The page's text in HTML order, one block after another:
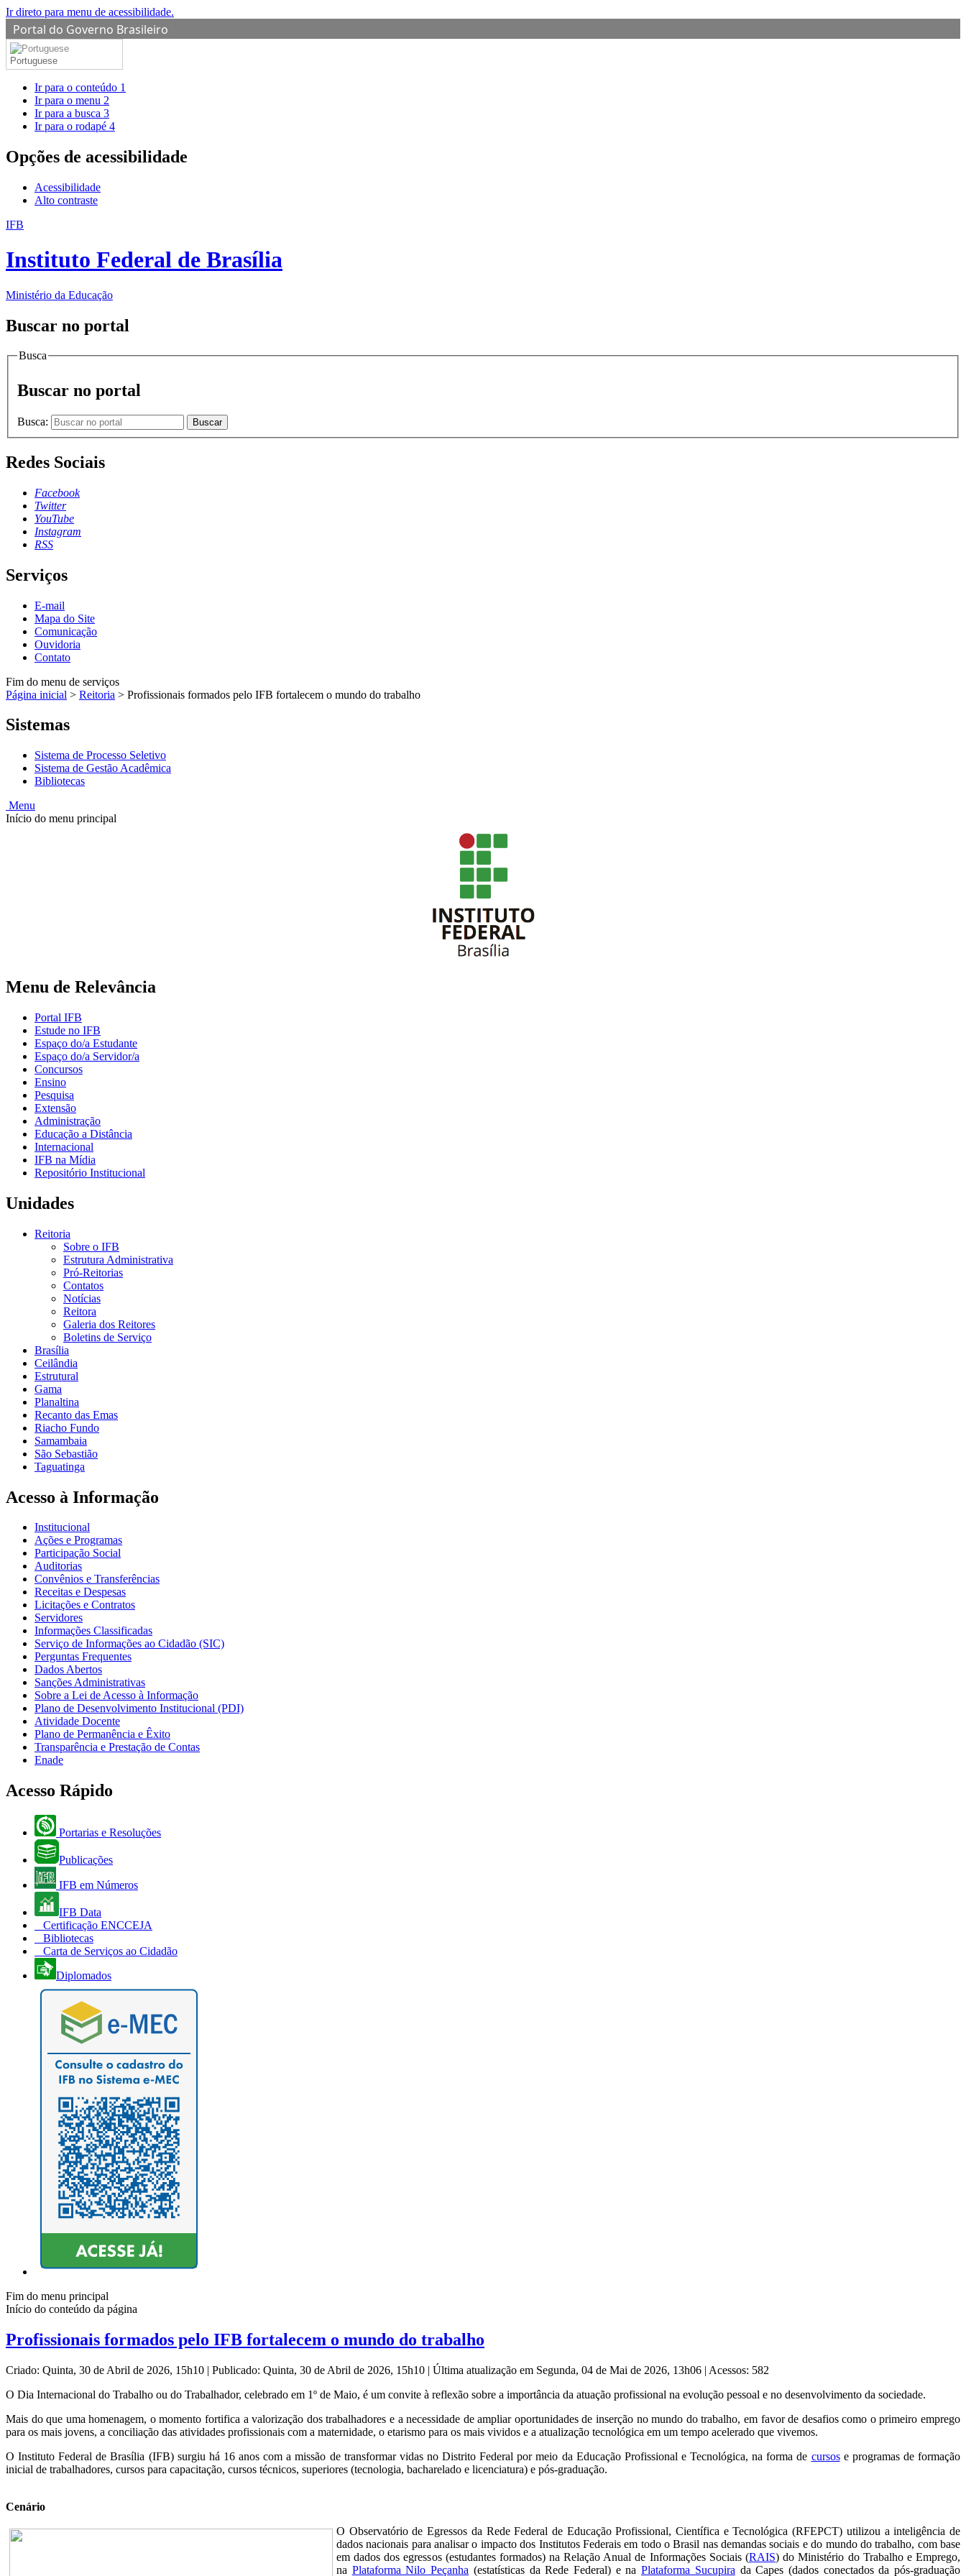
Ir direto para menu de acessibilidade.
Portal do Governo Brasileiro
Portuguese
Ir para o conteúdo 1
Ir para o menu 2
Ir para a busca 3
Ir para o rodapé 4
Opções de acessibilidade
Acessibilidade
Alto contraste
IFB
Instituto Federal de Brasília
Ministério da Educação
Buscar no portal
Busca
Buscar no portal
Busca: Buscar
Redes Sociais
Facebook
Twitter
YouTube
Instagram
RSS
Serviços
E-mail
Mapa do Site
Comunicação
Ouvidoria
Contato
Fim do menu de serviços
Página inicial > Reitoria > Profissionais formados pelo IFB fortalecem o mundo do trabalho
Sistemas
Sistema de Processo Seletivo
Sistema de Gestão Acadêmica
Bibliotecas
Menu
Início do menu principal
Menu de Relevância
Portal IFB
Estude no IFB
Espaço do/a Estudante
Espaço do/a Servidor/a
Concursos
Ensino
Pesquisa
Extensão
Administração
Educação a Distância
Internacional
IFB na Mídia
Repositório Institucional
Unidades
Reitoria
Sobre o IFB
Estrutura Administrativa
Pró-Reitorias
Contatos
Notícias
Reitora
Galeria dos Reitores
Boletins de Serviço
Brasília
Ceilândia
Estrutural
Gama
Planaltina
Recanto das Emas
Riacho Fundo
Samambaia
São Sebastião
Taguatinga
Acesso à Informação
Institucional
Ações e Programas
Participação Social
Auditorias
Convênios e Transferências
Receitas e Despesas
Licitações e Contratos
Servidores
Informações Classificadas
Serviço de Informações ao Cidadão (SIC)
Perguntas Frequentes
Dados Abertos
Sanções Administrativas
Sobre a Lei de Acesso à Informação
Plano de Desenvolvimento Institucional (PDI)
Atividade Docente
Plano de Permanência e Êxito
Transparência e Prestação de Contas
Enade
Acesso Rápido
Portarias e Resoluções
Publicações
IFB em Números
IFB Data
Certificação ENCCEJA
Bibliotecas
Carta de Serviços ao Cidadão
Diplomados
Fim do menu principal
Início do conteúdo da página
Profissionais formados pelo IFB fortalecem o mundo do trabalho
Criado: Quinta, 30 de Abril de 2026, 15h10 | Publicado: Quinta, 30 de Abril de 2026, 15h10 | Última atualização em Segunda, 04 de Mai de 2026, 13h06 | Acessos: 582
O Dia Internacional do Trabalho ou do Trabalhador, celebrado em 1º de Maio, é um convite à reflexão sobre a importância da atuação profissional na evolução pessoal e no desenvolvimento da sociedade.
Mais do que uma homenagem, o momento fortifica a valorização dos trabalhadores e a necessidade de ampliar oportunidades de inserção no mundo do trabalho, em favor de desafios como o primeiro emprego
para os mais jovens, a conciliação das atividades profissionais com a maternidade, o etarismo para os mais vividos e a atualização tecnológica em um tempo acelerado que vivemos.
O Instituto Federal de Brasília (IFB) surgiu há 16 anos com a missão de transformar vidas no Distrito Federal por meio da Educação Profissional e Tecnológica, na forma de cursose programas de formação
inicial de trabalhadores, cursos para capacitação, cursos técnicos, superiores (tecnologia, bacharelado e licenciatura) e pós-graduação.
Cenário
O Observatório de Egressos da Rede Federal de Educação Profissional, Científica e Tecnológica (RFEPCT) utilizou a inteligência de
dados nacionais para analisar o impacto dos Institutos Federais em todo o Brasil nas demandas sociais e do mundo do trabalho, com base
em dados dos egressos (estudantes formados) na Relação Anual de Informações Sociais (RAIS) do Ministério do Trabalho e Emprego,
na Plataforma Nilo Peçanha (estatísticas da Rede Federal) e naPlataforma Sucupira da Capes (dados conectados da pós-graduação